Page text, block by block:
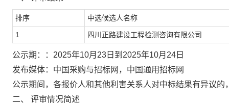
排序 中选候选人名称
1 四川正路建设工程检测咨询有限公司
公示期：：2025年10月23日到2025年10月24日
发布媒体：中国采购与招标网，中国通用招标网
公示期间，各报价人和其他利害关系人对中标结果有异议
二、 评审情况简述